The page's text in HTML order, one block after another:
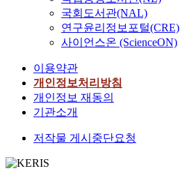
국회도서관(NAL)
연구윤리정보포털(CRE)
사이언스온 (ScienceON)
이용약관
개인정보처리방침
개인정보 재동의
기관소개
저작물 게시중단요청